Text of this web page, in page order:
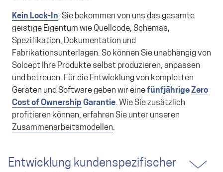
Kein Lock-In: Sie bekommen von uns das gesamte
geistige Eigentum wie Quellcode, Schemas,
Spezifikation, Dokumentation und
Fabrikationsunterlagen. So können Sie unabhängig von
Solcept Ihre Produkte selbst produzieren, anpassen
und betreuen. Für die Entwicklung von kompletten
Geräten und Software geben wir einefünfjährigeZero
Cost of Ownership Garantie. Wie Sie zusätzlich
profitieren können, erfahren Sie unter unseren
Zusammenarbeitsmodellen.
Entwicklung kundenspezifischer